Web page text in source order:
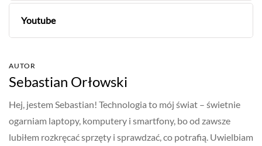
Youtube
AUTOR
Sebastian Orłowski
Hej, jestem Sebastian! Technologia to mój świat – świetnie
ogarniam laptopy, komputery i smartfony, bo od zawsze
lubiłem rozkręcać sprzęty i sprawdzać, co potrafią. Uwielbiam